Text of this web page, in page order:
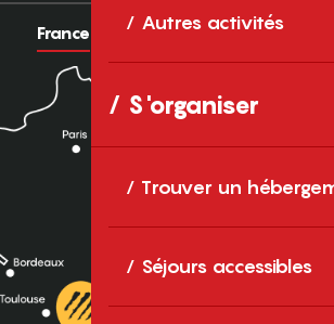
Autres activités
S'organiser
Trouver un
Séjours accessibles
France Europe